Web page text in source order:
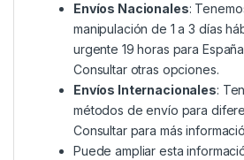
Envíos Nacionales:
manipulación de 1 a 3 días
urgente 19 horas para
Consultar otras opciones.
Envíos Internacionales:
métodos de envío para
Consultar para más
Puede ampliar esta